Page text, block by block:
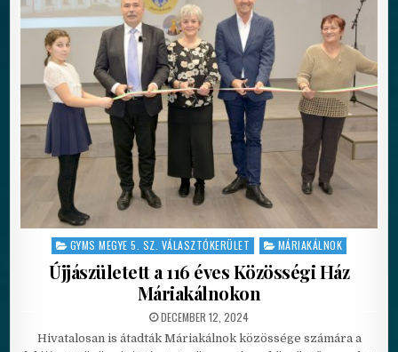
Posted in
GYMS MEGYE 5. SZ. VÁLASZTÓKERÜLET MÁRIAKÁLNOK
Újjászületett a 116 éves Közösségi Ház
Máriakálnokon
PUBLISHED DATE:
DECEMBER 12, 2024
Hivatalosan is átadták Máriakálnok közössége számára a